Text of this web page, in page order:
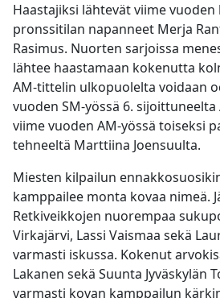
Haastajiksi lähtevät viime vuoden
pronssitilan napanneet Merja
Rasimus. Nuorten sarjoissa
lähtee haastamaan kokenutta
AM-tittelin ulkopuolelta voidaan
vuoden SM-yössä 6.
viime vuoden AM-yössä toiseksi
tehneeltä Marttiina Joensuulta.
Miesten kilpailun
kamppailee monta kovaa nimeä.
Retkiveikkojen nuorempaa
Virkajärvi, Lassi Vaismaa sekä
varmasti iskussa. Kokenut
Lakanen sekä Suunta Jyväskylän
varmasti kovan kamppailun